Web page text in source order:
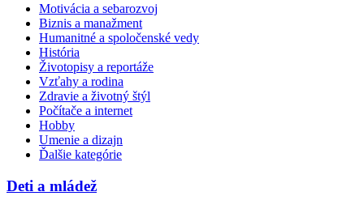
Motivácia a sebarozvoj
Biznis a manažment
Humanitné a spoločenské vedy
História
Životopisy a reportáže
Vzťahy a rodina
Zdravie a životný štýl
Počítače a internet
Hobby
Umenie a dizajn
Ďalšie kategórie
Deti a mládež